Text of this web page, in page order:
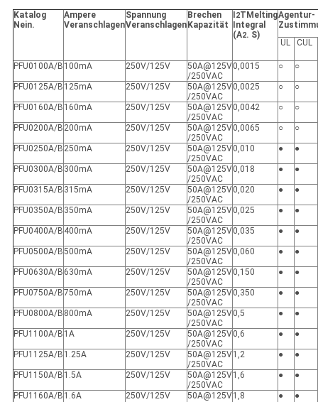
Katalog
Nein.
Ampere
Veranschlagen
Spannung
Veranschlagen
Brechen
Kapazität
2TMelting
Integral
(A2. S)
Agentur-
UL
CUL
PFU0100A/B 100mA 250V/125V
50A@125V
/250VAC
0,0015 ○ ○
PFU0125A/B 125mA 250V/125V
50A@125V
/250VAC
0,0025 ○ ○
PFU0160A/B 160mA 250V/125V
50A@125V
/250VAC
0,0042 ○ ○
PFU0200A/B 200mA 250V/125V
50A@125V
/250VAC
0,0065 ○ ○
PFU0250A/B 250mA 250V/125V
50A@125V
/250VAC
0,010 ● ●
PFU0300A/B 300mA 250V/125V
50A@125V
/250VAC
0,018 ● ●
PFU0315A/B 315mA 250V/125V
50A@125V
/250VAC
0,020 ● ●
PFU0350A/B 350mA 250V/125V
50A@125V
/250VAC
0,025 ● ●
PFU0400A/B 400mA 250V/125V
50A@125V
/250VAC
0,035 ● ●
PFU0500A/B500mA 250V/125V
50A@125V
/250VAC
0,060 ● ●
PFU0630A/B 630mA 250V/125V
50A@125V
/250VAC
0,150 ● ●
PFU0750A/B750mA 250V/125V
50A@125V
/250VAC
0,350 ● ●
PFU0800A/B 800mA 250V/125V
50A@125V
/250VAC
0,5 ● ●
PFU1100A/B 1A 250V/125V
50A@125V
/250VAC
0,6 ● ●
PFU1125A/B 1.25A 250V/125V
50A@125V
/250VAC
1,2 ● ●
PFU1150A/B 1.5A 250V/125V
50A@125V
/250VAC
1,6 ● ●
PFU1160A/B 1.6A 250V/125V
50A@125V1,8 ● ●